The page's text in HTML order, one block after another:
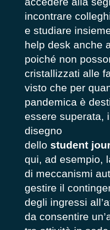
incontrare
e studiare
help desk anche
poiché non
cristallizzati alle
visto che per
pandemica è
essere superata,
disegno
dello student
qui, ad esempio,
di meccanismi
gestire il
degli ingressi
da consentire